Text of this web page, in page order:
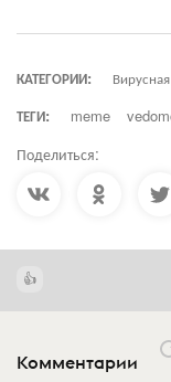
КАТЕГОРИИ:
ТЕГИ:
meme
Поделиться:
Комментарии